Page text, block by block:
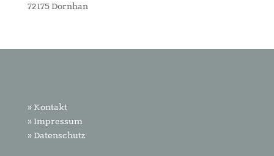
72175 Dornhan
» Kontakt
» Impressum
» Datenschutz